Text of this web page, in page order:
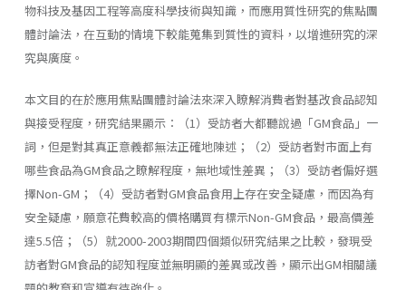
物科技及基因工程等高度科學技術與知識，而應用質性研究的焦點團
體討論法，在互動的情境下較能蒐集到質性的資料，以增進研究的深
究與廣度。
本文目的在於應用焦點團體討論法來深入瞭解消費者對基改食品認知
與接受程度，研究結果顯示：（1）受訪者大都聽說過「GM食品」一
詞，但是對其真正意義都無法正確地陳述；（2）受訪者對市面上有
哪些食品為GM食品之瞭解程度，無地域性差異；（3）受訪者偏好選
擇Non-GM；（4）受訪者對GM食品食用上存在安全疑慮，而因為有
安全疑慮，願意花費較高的價格購買有標示Non-GM食品，最高價差
達5.5倍；（5）就2000-2003期間四個類似研究結果之比較，發現受
訪者對GM食品的認知程度並無明顯的差異或改善，顯示出GM相關議